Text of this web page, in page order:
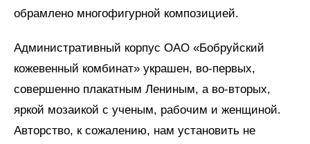
обрамлено многофигурной композицией.
Административный корпус ОАО «Бобруйский
кожевенный комбинат» украшен, во-первых,
совершенно плакатным Лениным, а во-вторых,
яркой мозаикой с ученым, рабочим и женщиной.
Авторство, к сожалению, нам установить не